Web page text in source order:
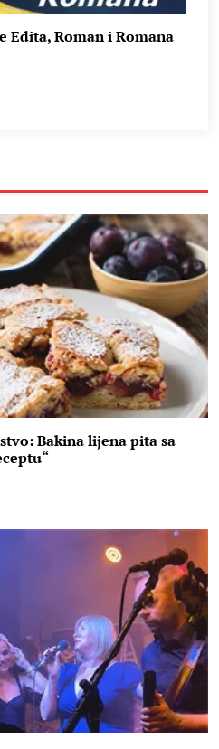
Edita, Roman i Romana
Bakina lijena pita sa